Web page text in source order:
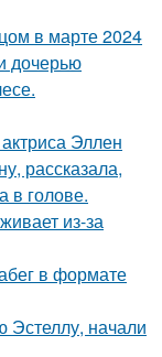
в марте 2024
дочерью
Эллен
рассказала,
в голове.
из-за
в формате
Эстеллу, начали